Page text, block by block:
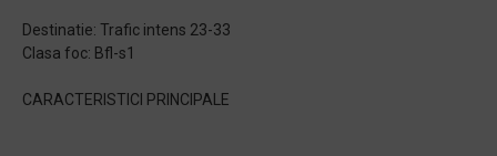
Destinatie: Trafic intens 23-33
Clasa foc: Bfl-s1
CARACTERISTICI PRINCIPALE